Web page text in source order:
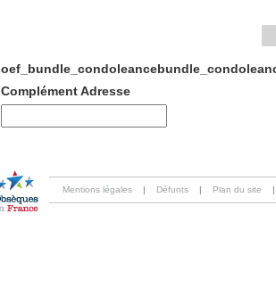
Complément Adresse
Mentions légales | Défunts | Plan du site |